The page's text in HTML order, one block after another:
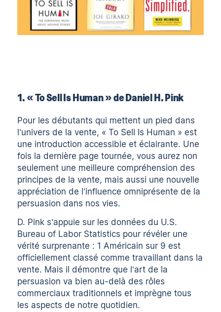
1. « To Sell Is Human » de Daniel H. Pink
Pour les débutants qui mettent un pied dans
l’univers de la vente, « To Sell Is Human » est
une introduction accessible et éclairante. Une
fois la dernière page tournée, vous aurez non
seulement une meilleure compréhension des
principes de la vente, mais aussi une nouvelle
appréciation de l’influence omniprésente de la
persuasion dans nos vies.
D. Pink s’appuie sur les données du U.S.
Bureau of Labor Statistics pour révéler une
vérité surprenante : 1 Américain sur 9 est
officiellement classé comme travaillant dans la
vente. Mais il démontre que l’art de la
persuasion va bien au-delà des rôles
commerciaux traditionnels et imprègne tous
les aspects de notre quotidien.